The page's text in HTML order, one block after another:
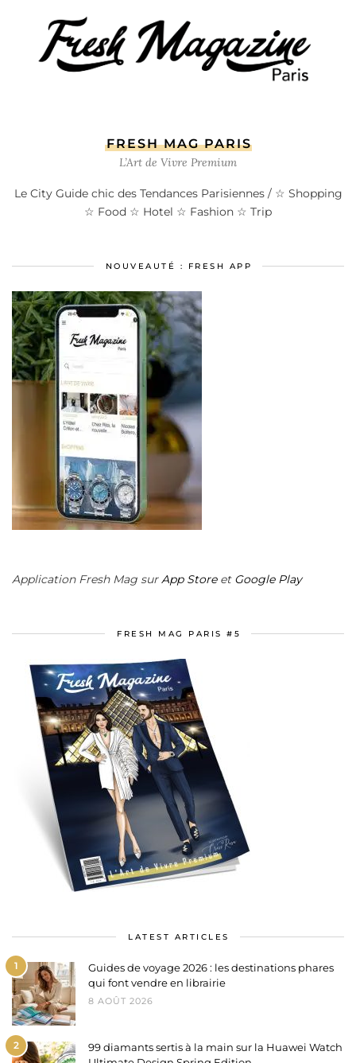
FRESH MAG PARIS
L’Art de Vivre Premium
Le City Guide chic des Tendances Parisiennes / ☆ Shopping
☆ Food ☆ Hotel ☆ Fashion ☆ Trip
NOUVEAUTÉ : FRESH APP
Application Fresh Mag surApp Storeet Google Play
FRESH MAG PARIS #5
LATEST ARTICLES
1
Guides de voyage 2026 : les destinations phares
qui font vendre en librairie
8 AOÛT 2026
2
99 diamants sertis à la main sur la Huawei Watch